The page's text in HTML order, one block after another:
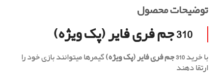
توضیحات محصول
310 جم فری فایر (پک ویژه)
با خرید310 جم فری فایر (پک ویژه)
گیمرها میتوانند بازی خود را
ارتقا دهند